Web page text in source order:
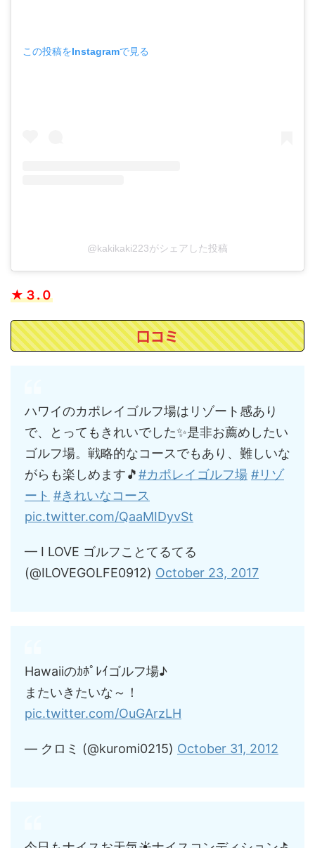
この投稿をInstagramで見る
@kakikaki223がシェアした投稿
★３.０
口コミ
ハワイのカポレイゴルフ場はリゾート感あり
で、とってもきれいでした✨是非お薦めしたい
ゴルフ場。戦略的なコースでもあり、難しいな
がらも楽しめます🎵#カポレイゴルフ場 #リゾ
ート #きれいなコース
pic.twitter.com/QaaMIDyvSt
— I LOVE ゴルフことてるてる
(@ILOVEGOLFE0912) October 23, 2017
Hawaiiのｶﾎﾟﾚｲゴルフ場♪
またいきたいな～！
pic.twitter.com/OuGArzLH
— クロミ (@kuromi0215) October 31, 2012